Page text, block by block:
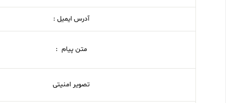
آدرس ایمیل :
متن پیام :
تصویر امنیتی